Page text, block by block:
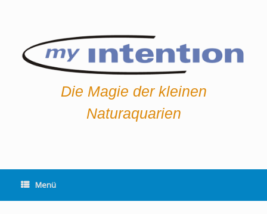
Die Magie der kleinen
Naturaquarien
Menü